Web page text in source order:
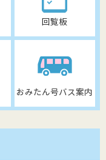
回覧板
おみたん号バス案内